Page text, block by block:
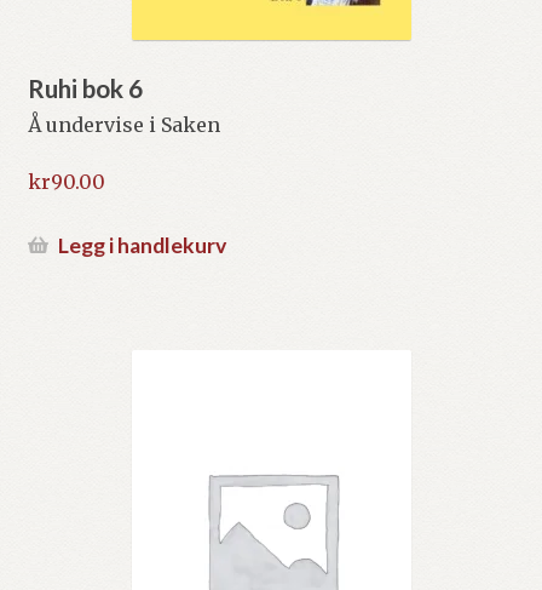
Ruhi bok 6
Å undervise i Saken
kr90.00
Legg i handlekurv